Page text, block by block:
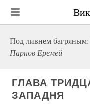
Под ливнем багряным:
Парнов Еремей
ГЛАВА
ЗАПАДНЯ